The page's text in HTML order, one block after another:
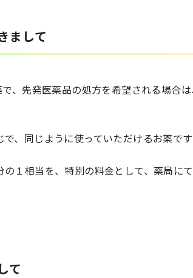
まして
、先発医薬品の処方を希望される場合
、同じように使っていただけるお薬です
１相当を、特別の料金として、薬局に
て